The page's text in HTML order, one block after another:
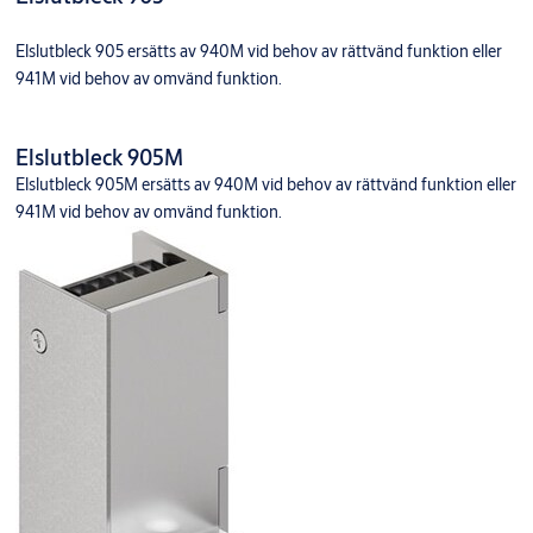
Elslutbleck 905 ersätts av 940M vid behov av rättvänd funktion eller
941M vid behov av omvänd funktion.
Elslutbleck 905M
Elslutbleck 905M ersätts av 940M vid behov av rättvänd funktion eller
941M vid behov av omvänd funktion.